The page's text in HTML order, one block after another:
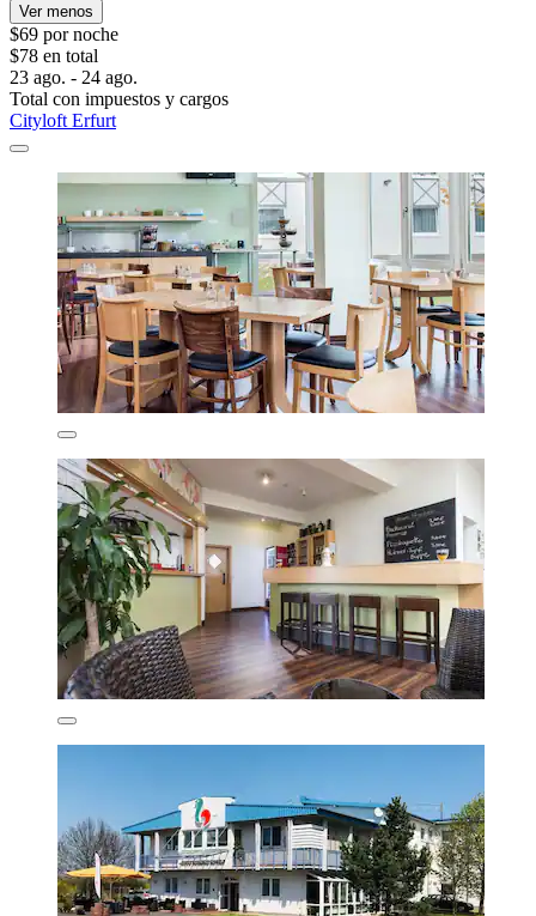
Ver menos
$69 por noche
$78 en total
23 ago. - 24 ago.
Total con impuestos y cargos
Cityloft Erfurt